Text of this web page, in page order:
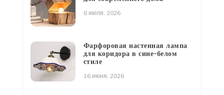
8 июля, 2026
Фарфоровая настенная лампа
для коридора в сине-белом
стиле
16 июня, 2026